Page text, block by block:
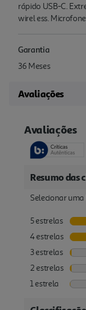
rápido USB-C.
wirel ess.
Garantia
36 Meses
Avaliações